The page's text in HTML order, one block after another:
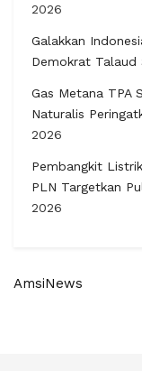
2026
Galakkan
Demokrat Talaud
Gas Metana TPA
Naturalis
2026
Pembangkit
PLN Targetkan
2026
AmsiNews